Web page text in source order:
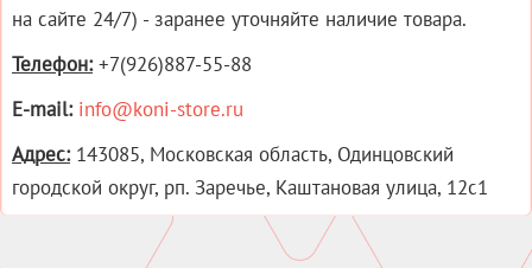
на сайте 24/7) - заранее уточняйте наличие товара.
Телефон: +7(926)887-55-88
E-mail: info@koni-store.ru
Адрес:143085, Московская область, Одинцовский
городской округ, рп. Заречье, Каштановая улица, 12с1